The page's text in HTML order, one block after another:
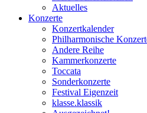
Aktuelles
Konzerte
Konzertkalender
Philharmonische
Andere Reihe
Kammerkonzerte
Toccata
Sonderkonzerte
Festival Eigenzeit
klasse.klassik